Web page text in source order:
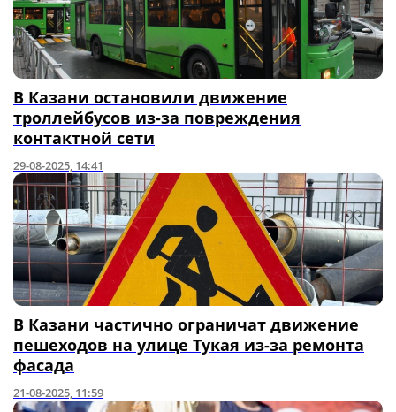
В Казани остановили движение
троллейбусов из-за повреждения
контактной сети
29-08-2025, 14:41
В Казани частично ограничат движение
пешеходов на улице Тукая из-за ремонта
фасада
21-08-2025, 11:59